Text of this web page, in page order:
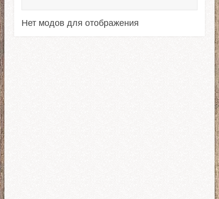
Нет модов для отображения